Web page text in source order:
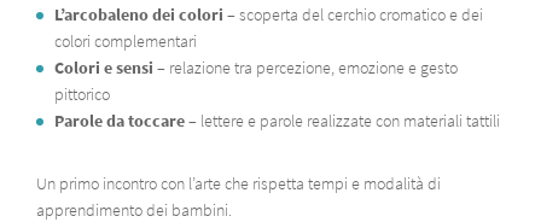
L’arcobaleno dei colori – scoperta del cerchio cromatico e dei
colori complementari
Colori e sensi – relazione tra percezione, emozione e gesto
pittorico
Parole da toccare– lettere e parole realizzate con materiali tattili
Un primo incontro con l’arte che rispetta tempi e modalità di
apprendimento dei bambini.